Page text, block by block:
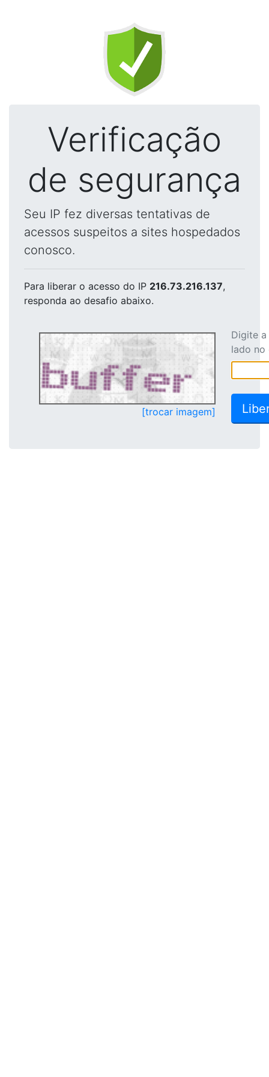
Verificação
de segurança
Seu IP fez diversas tentativas de
acessos suspeitos a sites hospedados
conosco.
Para liberar o acesso do IP 216.73.216.137,
responda ao desafio abaixo.
[trocar imagem]
Digite
lado no